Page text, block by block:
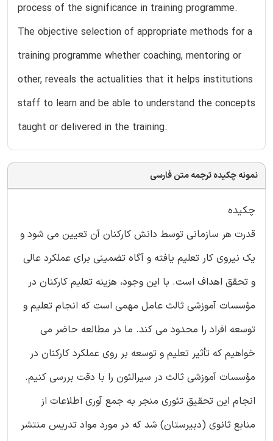
process of the significance in training programme.
The objective selection of appropriate methods for a
training programme whether coaching, mentoring or
other, reveals the actualities that it helps institutions
staff to learn and be able to understand the concepts
taught or delivered in the training.
نمونه چکیده ترجمه متن فارسی
چکیده
قدرت هر سازمانی توسط دانش کارکنان آن تعیین می شود و
یک نیروی کار تعلیم یافته و آگاه تضمینی برای عملکرد عالی
و تحقق اهداف است. با این وجود، هزینه تعلیم کارکنان در
مؤسسات آموزشی ثالث عامل مهمی است که انجام تعلیم و
توسعه افراد را محدود می کند. ما در مطالعه حاضر می
خواهیم که تأثیر تعلیم و توسعه بر روی عملکرد کارکنان در
مؤسسات آموزشی ثالث در سیرالئون را با دقت بررسی کنیم.
انجام این تحقیق تئوری منجر به جمع آوری اطلاعات از
منابع ثانوی (دبیرستان) شد که در مورد مواد تدریس منتشر